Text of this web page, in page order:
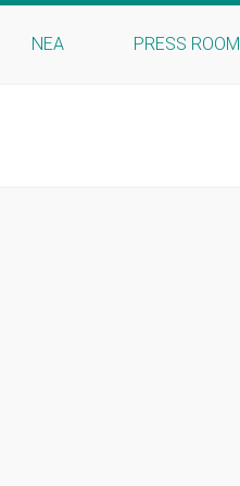
ΝΕΑ PRESS ROOM